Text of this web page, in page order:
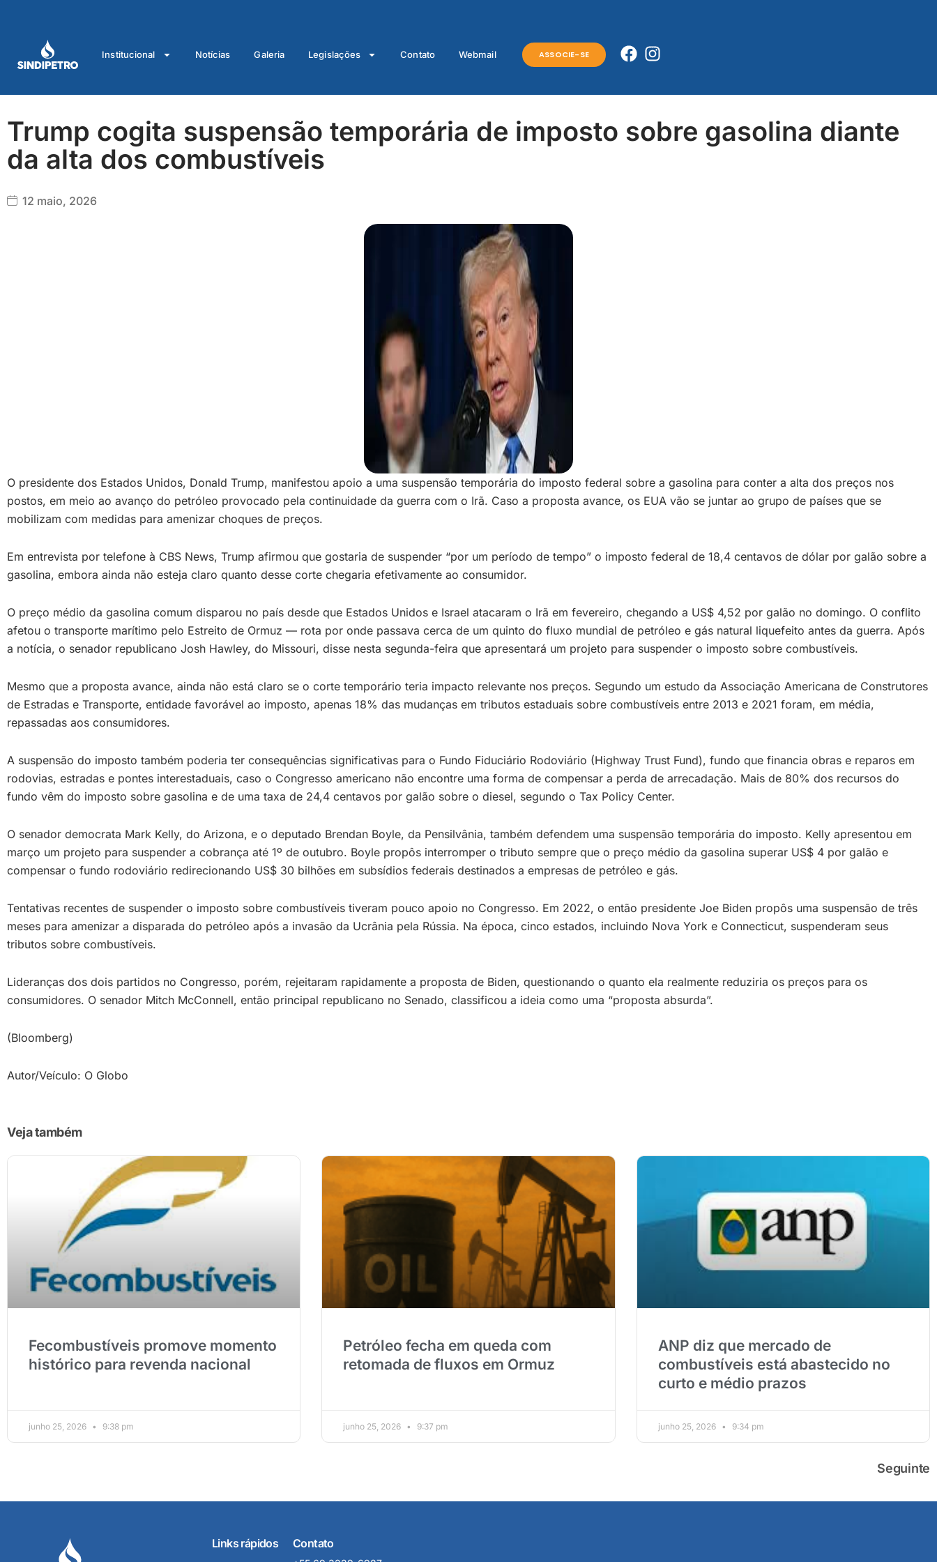
conteúdo
Institucional Notícias Galeria Legislações Contato Webmail ASSOCIE-SE Facebook
Instagram
Trump cogita suspensão temporária de imposto sobre gasolina diante
da alta dos combustíveis
12 maio, 2026
O presidente dos Estados Unidos, Donald Trump, manifestou apoio a uma suspensão temporária do imposto federal sobre a gasolina para conter a alta dos preços nos
postos, em meio ao avanço do petróleo provocado pela continuidade da guerra com o Irã. Caso a proposta avance, os EUA vão se juntar ao grupo de países que se
mobilizam com medidas para amenizar choques de preços.
Em entrevista por telefone à CBS News, Trump afirmou que gostaria de suspender “por um período de tempo” o imposto federal de 18,4 centavos de dólar por galão sobre a
gasolina, embora ainda não esteja claro quanto desse corte chegaria efetivamente ao consumidor.
O preço médio da gasolina comum disparou no país desde que Estados Unidos e Israel atacaram o Irã em fevereiro, chegando a US$ 4,52 por galão no domingo. O conflito
afetou o transporte marítimo pelo Estreito de Ormuz — rota por onde passava cerca de um quinto do fluxo mundial de petróleo e gás natural liquefeito antes da guerra. Após
a notícia, o senador republicano Josh Hawley, do Missouri, disse nesta segunda-feira que apresentará um projeto para suspender o imposto sobre combustíveis.
Mesmo que a proposta avance, ainda não está claro se o corte temporário teria impacto relevante nos preços. Segundo um estudo da Associação Americana de Construtores
de Estradas e Transporte, entidade favorável ao imposto, apenas 18% das mudanças em tributos estaduais sobre combustíveis entre 2013 e 2021 foram, em média,
repassadas aos consumidores.
A suspensão do imposto também poderia ter consequências significativas para o Fundo Fiduciário Rodoviário (Highway Trust Fund), fundo que financia obras e reparos em
rodovias, estradas e pontes interestaduais, caso o Congresso americano não encontre uma forma de compensar a perda de arrecadação. Mais de 80% dos recursos do
fundo vêm do imposto sobre gasolina e de uma taxa de 24,4 centavos por galão sobre o diesel, segundo o Tax Policy Center.
O senador democrata Mark Kelly, do Arizona, e o deputado Brendan Boyle, da Pensilvânia, também defendem uma suspensão temporária do imposto. Kelly apresentou em
março um projeto para suspender a cobrança até 1º de outubro. Boyle propôs interromper o tributo sempre que o preço médio da gasolina superar US$ 4 por galão e
compensar o fundo rodoviário redirecionando US$ 30 bilhões em subsídios federais destinados a empresas de petróleo e gás.
Tentativas recentes de suspender o imposto sobre combustíveis tiveram pouco apoio no Congresso. Em 2022, o então presidente Joe Biden propôs uma suspensão de três
meses para amenizar a disparada do petróleo após a invasão da Ucrânia pela Rússia. Na época, cinco estados, incluindo Nova York e Connecticut, suspenderam seus
tributos sobre combustíveis.
Lideranças dos dois partidos no Congresso, porém, rejeitaram rapidamente a proposta de Biden, questionando o quanto ela realmente reduziria os preços para os
consumidores. O senador Mitch McConnell, então principal republicano no Senado, classificou a ideia como uma “proposta absurda”.
(Bloomberg)
Autor/Veículo: O Globo
Veja também
Fecombustíveis promove momento
histórico para revenda nacional
junho 25, 2026 9:38 pm
Petróleo fecha em queda com
retomada de fluxos em Ormuz
junho 25, 2026 9:37 pm
ANP diz que mercado de
combustíveis está abastecido no
curto e médio prazos
junho 25, 2026 9:34 pm
Seguinte
Links rápidos Contato